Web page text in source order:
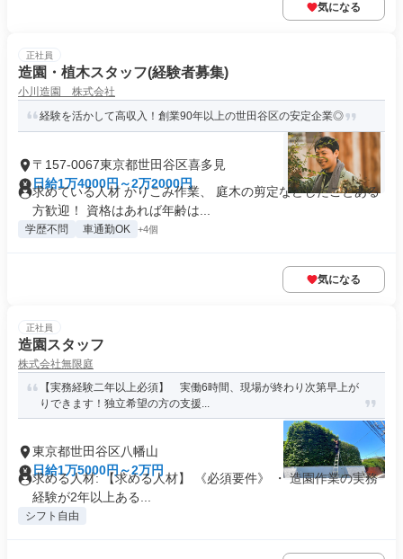
気になる
正社員
造園・植木スタッフ(経験者募集)
小川造園 株式会社
経験を活かして高収入！創業90年以上の世田谷区の安定企業◎
〒157-0067東京都世田谷区喜多見
日給1万4000円～2万2000円
求めている人材 かりこみ作業、 庭木の剪定などしたことある
方歓迎！ 資格はあれば年齢は...
学歴不問 車通勤OK +4個
気になる
正社員
造園スタッフ
株式会社無限庭
【実務経験二年以上必須】 実働6時間、現場が終わり次第早上が
りできます！独立希望の方の支援...
東京都世田谷区八幡山
日給1万5000円～2万円
求める人材: 【求める人材】 《必須要件》 ・ 造園作業の実務
経験が2年以上ある...
シフト自由